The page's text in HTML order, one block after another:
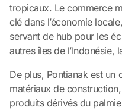
tropicaux. Le commerce
clé dans l’économie
servant de hub pour les
autres îles de l’Indonésie,
De plus, Pontianak est
matériaux de
produits dérivés du